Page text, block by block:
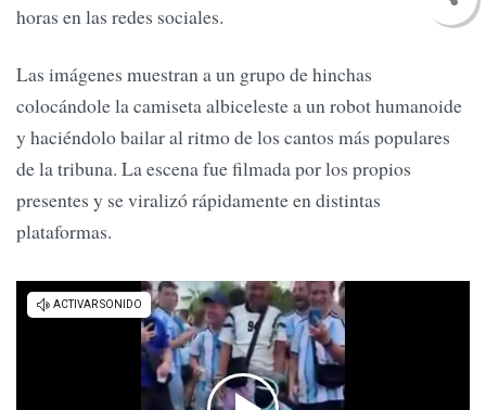
horas en las redes sociales.
Las imágenes muestran a un grupo de hinchas
colocándole la camiseta albiceleste a un robot humanoide
y haciéndolo bailar al ritmo de los cantos más populares
de la tribuna. La escena fue filmada por los propios
presentes y se viralizó rápidamente en distintas
plataformas.